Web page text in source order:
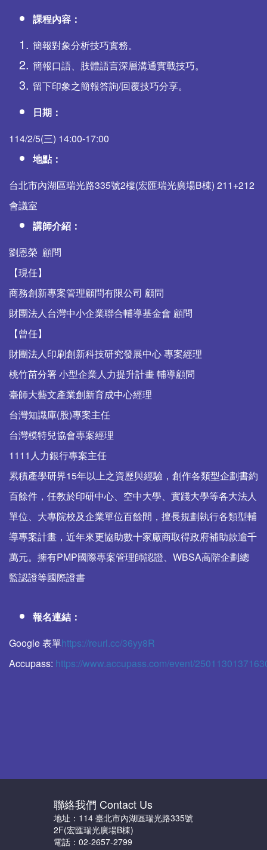
課程內容：
簡報對象分析技巧實務。
簡報口語、肢體語言深層溝通實戰技巧。
留下印象之簡報答詢/回覆技巧分享。
日期：
114/2/5(三) 14:00-17:00
地點：
台北市內湖區瑞光路335號2樓(宏匯瑞光廣場B棟) 211+212
會議室
講師介紹：
劉恩榮 顧問
【現任】
商務創新專案管理顧問有限公司 顧問
財團法人台灣中小企業聯合輔導基金會 顧問
【曾任】
財團法人印刷創新科技研究發展中心 專案經理
桃竹苗分署 小型企業人力提升計畫 輔導顧問
臺師大藝文產業創新育成中心經理
台灣知識庫(股)專案主任
台灣模特兒協會專案經理
1111人力銀行專案主任
累積產學研界15年以上之資歷與經驗，創作各類型企劃書約
百餘件，任教於印研中心、空中大學、實踐大學等各大法人
單位、大專院校及企業單位百餘間，擅長規劃執行各類型輔
導專案計畫，近年來更協助數十家廠商取得政府補助款逾千
萬元。擁有PMP國際專案管理師認證、WBSA高階企劃總
監認證等國際證書
報名連結：
Google 表單https://reurl.cc/36yy8R
Accupass: https://www.accupass.com/event/
聯絡我們 Contact Us
地址：114 臺北市內湖區瑞光路335號
2F(宏匯瑞光廣場B棟)
電話：02-2657-2799